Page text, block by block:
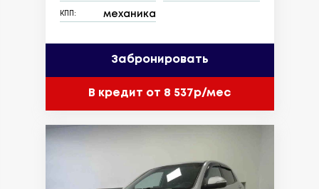
КПП: механика
Забронировать
В кредит от 8 537р/мес